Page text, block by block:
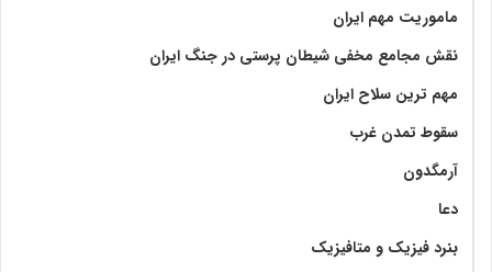
ماموریت مهم ایران
نقش مجامع مخفی شیطان پرستی در جنگ ایران
مهم ترین سلاح ایران
سقوط تمدن غرب
آرمگدون
دعا
بنرد فیزیک و متافیزیک